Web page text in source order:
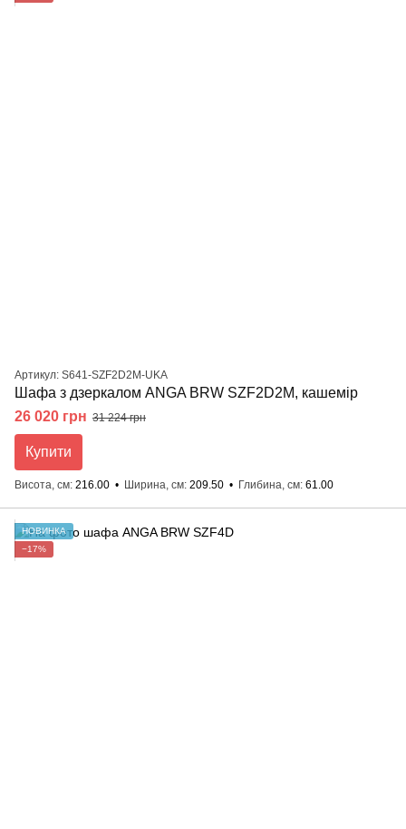
Артикул: S641-SZF2D2M-UKA
Шафа з дзеркалом ANGA BRW SZF2D2M, кашемір
26 020 грн 31 224 грн
Купити
Висота, см 216.00 Ширина, см 209.50 Глибина, см 61.00
НОВИНКА
−17%